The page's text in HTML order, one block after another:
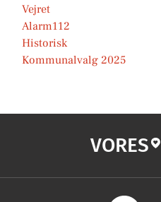
Vejret
Alarm112
Historisk
Kommunalvalg 2025
VORES